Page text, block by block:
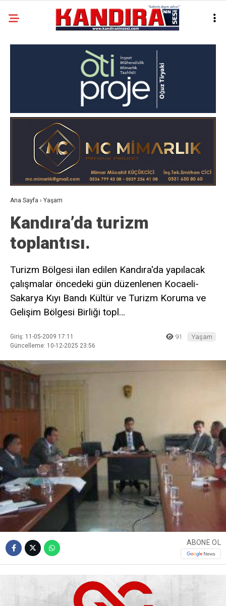
Ana Sayfa › Yaşam
Kandıra’da turizm
toplantısı.
Turizm Bölgesi ilan edilen Kandıra'da yapılacak
çalışmalar öncedeki gün düzenlenen Kocaeli-
Sakarya Kıyı Bandı Kültür ve Turizm Koruma ve
Gelişim Bölgesi Birliği topl…
Giriş: 11-05-2009 17:11
Güncelleme: 10-12-2025 23:56
91 Yaşam
ABONE OL
Turizm Bölgesi ilan edilen Kandıra’da yapılacak